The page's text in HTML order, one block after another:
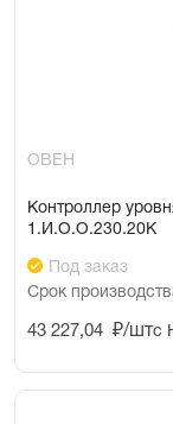
ОВЕН
Контроллер
1.И.О.О.230.20К
Под заказ
Срок
43 227,04 ₽/штс